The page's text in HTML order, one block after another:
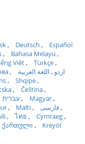
Deutsch
Español
Bahasa Melayu
Việt
Türkçe
اردو
اللغة العربية
Shqipe
Čeština
עברית
Magyar
Malti
فارسی
ไทย
Cymraeg
ქართული
Kreyòl